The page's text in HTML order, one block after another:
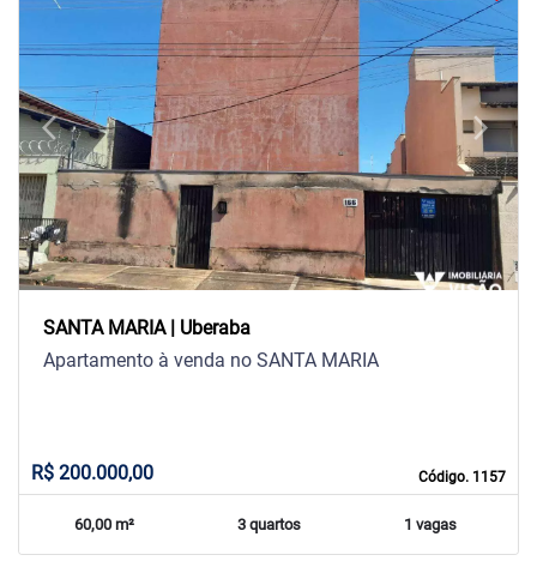
arrow_back_iosPrevious arrow_forward_iosNext
SANTA MARIA | Uberaba
Código. 1157
Apartamento à venda no SANTA MARIA
R$ 200.000,00
60,00 m² 3 quartos 1 vagas